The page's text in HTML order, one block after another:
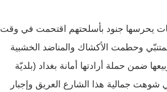
يحرسها جنود بأسلحتهم اقتحمت في وقت
شارع المتنبّي وحطمت الأكشاك والمناضد الخشبية
ضمن حملة أرادتها أمانة بغداد (بلديّة
شوهت جمالية هذا الشارع العريق وإجبار